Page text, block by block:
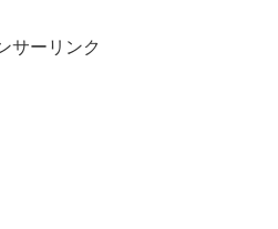
サーリンク